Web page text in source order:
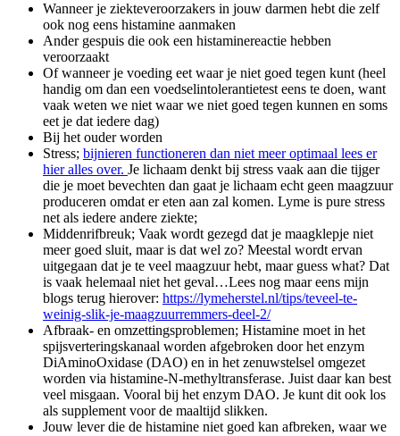
Wanneer je ziekteveroorzakers in jouw darmen hebt die zelf
ook nog eens histamine aanmaken
Ander gespuis die ook een histaminereactie hebben
veroorzaakt
Of wanneer je voeding eet waar je niet goed tegen kunt (heel
handig om dan een voedselintolerantietest eens te doen, want
vaak weten we niet waar we niet goed tegen kunnen en soms
eet je dat iedere dag)
Bij het ouder worden
Stress; bijnieren functioneren dan niet meer optimaal lees er
hier alles over. Je lichaam denkt bij stress vaak aan die tijger
die je moet bevechten dan gaat je lichaam echt geen maagzuur
produceren omdat er eten aan zal komen. Lyme is pure stress
net als iedere andere ziekte;
Middenrifbreuk; Vaak wordt gezegd dat je maagklepje niet
meer goed sluit, maar is dat wel zo? Meestal wordt ervan
uitgegaan dat je te veel maagzuur hebt, maar guess what? Dat
is vaak helemaal niet het geval…Lees nog maar eens mijn
blogs terug hierover: https://lymeherstel.nl/tips/teveel-te-
weinig-slik-je-maagzuurremmers-deel-2/
Afbraak- en omzettingsproblemen; Histamine moet in het
spijsverteringskanaal worden afgebroken door het enzym
DiAminoOxidase (DAO) en in het zenuwstelsel omgezet
worden via histamine-N-methyltransferase. Juist daar kan best
veel misgaan. Vooral bij het enzym DAO. Je kunt dit ook los
als supplement voor de maaltijd slikken.
Jouw lever die de histamine niet goed kan afbreken, waar we